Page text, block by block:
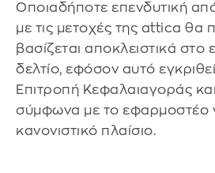
Οποιαδήποτε επενδυτική
με τις μετοχές της attica θα
βασίζεται αποκλειστικά στο
δελτίο, εφόσον αυτό
Επιτροπή Κεφαλαιαγοράς
σύμφωνα με το εφαρμοστέο
κανονιστικό πλαίσιο.